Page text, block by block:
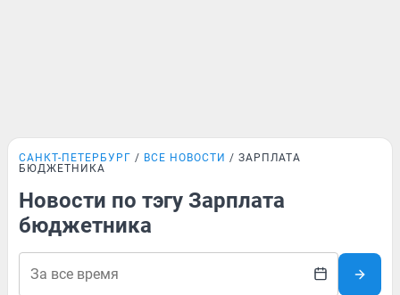
САНКТ-ПЕТЕРБУРГ ВСЕ НОВОСТИ
ЗАРПЛАТА
БЮДЖЕТНИКА
Новости по тэгу Зарплата
бюджетника